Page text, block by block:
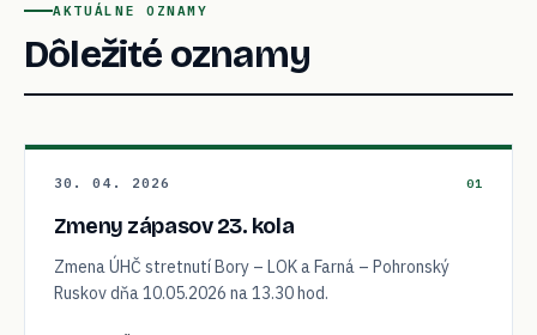
AKTUÁLNE OZNAMY
Dôležité oznamy
30. 04. 2026 01
Zmeny zápasov 23. kola
Zmena ÚHČ stretnutí Bory – LOK a Farná – Pohronský
Ruskov dňa 10.05.2026 na 13.30 hod.